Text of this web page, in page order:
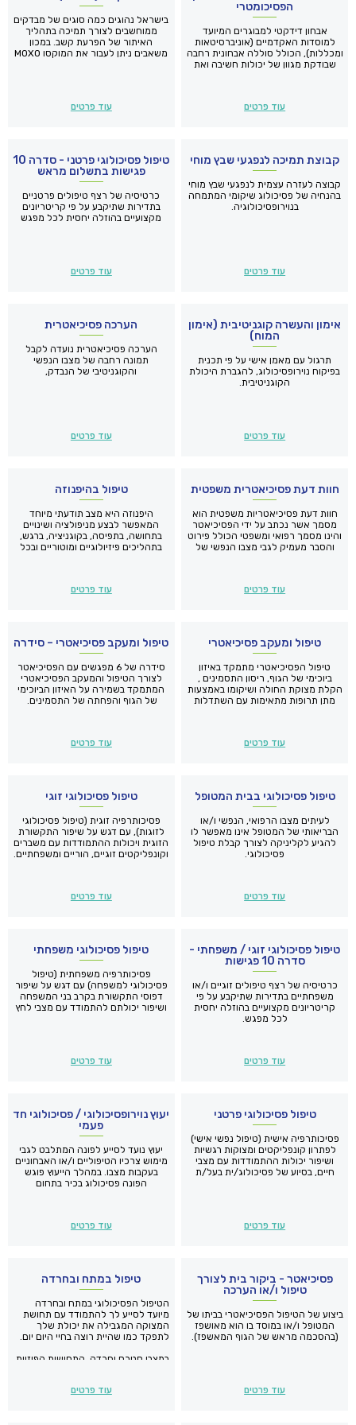
הפסיכומטרי
אבחון דידקטי למבוגרים המיועד
למוסדות האקדמיים (אוניברסיטאות
ומכללות), הכולל סוללה אבחונית רחבה
שבודקת מגוון של יכולות חשיבה ואת
עוד פרטים
בישראל נהוגים כמה סוגים של מבדקים
ממוחשבים לצורך תמיכה בתהליך
האיתור של הפרעת קשב. במכון
משאבים ניתן לעבור את המוקסו MOXO
תשלום סמלית).
עוד פרטים
קבוצת תמיכה לנפגעי שבץ מוחי
קבוצה לעזרה עצמית לנפגעי שבץ מוחי
בהנחיה של פסיכולוג שיקומי המתמחה
בנוירופסיכולוגיה.
עוד פרטים
טיפול פסיכולוגי פרטני - סדרה 10
פגישות בתשלום מראש
כרטיסיה של רצף טיפולים פרטניים
בתדירות שתיקבע על פי קריטריונים
מקצועיים בהוזלה יחסית לכל מפגש
עוד פרטים
אימון והעשרה קוגניטיבית (אימון
המוח)
תרגול עם מאמן אישי על פי תכנית
בפיקוח נוירופסיכולוג, להגברת היכולת
הקוגניטיבית.
עוד פרטים
הערכה פסיכיאטרית
הערכה פסיכיאטרית נועדה לקבל
תמונה רחבה של מצבו הנפשי
והקוגניטיבי של הנבדק,
עוד פרטים
חוות דעת פסיכיאטרית משפטית
חוות דעת פסיכיאטריות משפטית הוא
מסמך אשר נכתב על ידי הפסיכיאטר
והינו מסמך רפואי ומשפטי הכולל פירוט
והסבר מעמיק לגבי מצבו הנפשי של
עוד פרטים
טיפול בהיפנוזה
היפנוזה היא מצב תודעתי מיוחד
המאפשר לבצע מניפולציה ושינויים
בתחושה, בתפיסה, בקוגניציה, ברגש,
בתהליכים פיזיולוגיים ומוטוריים ובכל
עוד פרטים
טיפול ומעקב פסיכיאטרי
טיפול הפסיכיאטרי מתמקד באיזון
ביוכימי של הגוף, ריסון התסמינים ,
הקלת מצוקת החולה ושיקומו באמצעות
מתן תרופות מתאימות עם השתדלות
עוד פרטים
טיפול ומעקב פסיכיאטרי – סידרה
סידרה של 6 מפגשים עם הפסיכיאטר
לצורך הטיפול והמעקב הפסיכיאטרי
המתמקד בשמירה על האיזון הביוכימי
של הגוף והפחתה של התסמינים.
עוד פרטים
טיפול פסיכולוגי בבית המטופל
לעיתים מצבו הרפואי, הנפשי ו/או
הבריאותי של המטופל אינו מאפשר לו
להגיע לקליניקה לצורך קבלת טיפול
פסיכולוגי.
עוד פרטים
טיפול פסיכולוגי זוגי
פסיכותרפיה זוגית (טיפול פסיכולוגי
לזוגות), עם דגש על שיפור התקשורת
הזוגית ויכולות ההתמודדות עם משברים
וקונפליקטים זוגיים, הוריים ומשפחתיים.
עוד פרטים
טיפול פסיכולוגי זוגי / משפחתי -
סדרה 10 פגישות
כרטיסיה של רצף טיפולים זוגיים ו/או
משפחתיים בתדירות שתיקבע על פי
קריטריונים מקצועיים בהוזלה יחסית
לכל מפגש.
עוד פרטים
טיפול פסיכולוגי משפחתי
פסיכותרפיה משפחתית (טיפול
פסיכולוגי למשפחה) עם דגש על שיפור
דפוסי התקשורת בקרב בני המשפחה
ושיפור יכולתם להתמודד עם מצבי לחץ
עוד פרטים
טיפול פסיכולוגי פרטני
פסיכותרפיה אישית (טיפול נפשי אישי)
לפתרון קונפליקטים ומצוקות רגשיות
ושיפור יכולות ההתמודדות עם מצבי
חיים, בסיוע של פסיכולוג/ית בעל/ת
עוד פרטים
יעוץ נוירופסיכולוגי / פסיכולוגי חד
פעמי
יעוץ נועד לסייע לפונה המתלבט לגבי
מימוש צרכיו הטיפוליים ו/או האבחוניים
בעקבות מצבו. במהלך הייעוץ פוגש
הפונה פסיכולוג בכיר בתחום
עוד פרטים
פסיכיאטר - ביקור בית לצורך
טיפול ו/או הערכה
ביצוע של הטיפול הפסיכיאטרי בביתו של
המטופל ו/או במוסד בו הוא מאושפז
(בהסכמה מראש של הגוף המאשפז).
עוד פרטים
טיפול במתח ובחרדה
הטיפול הפסיכולוגי במתח ובחרדה
מיועד לסייע לך להתמודד עם תחושת
המצוקה המגבילה את יכולת שלך
לתפקד כמו שהיית רוצה בחיי היום יום.
במצבי סטרס וחרדה, התחושות הפיזיות
גורמת לצמצום הולך וגדל של התפקוד
עוד פרטים